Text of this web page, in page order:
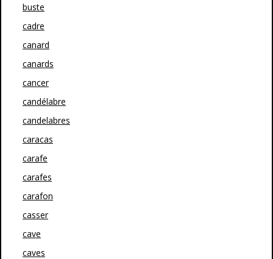
buste
cadre
canard
canards
cancer
candélabre
candelabres
caracas
carafe
carafes
carafon
casser
cave
caves